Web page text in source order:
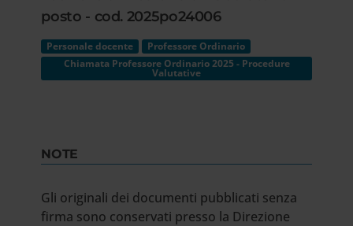
posto - cod. 2025po24006
Personale docente
Professore Ordinario
Chiamata Professore Ordinario 2025 - Procedure
Valutative
NOTE
Gli originali dei documenti pubblicati senza
firma sono conservati presso la Direzione